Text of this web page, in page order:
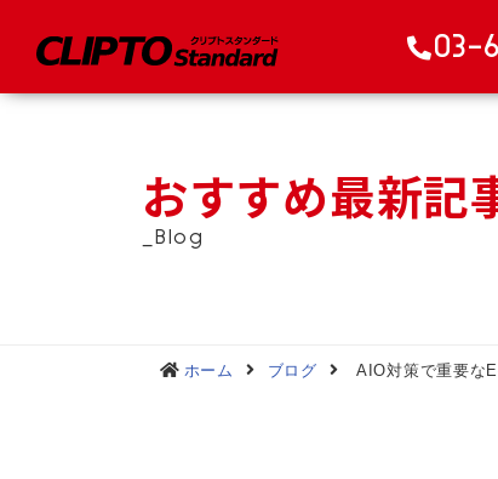
03-
おすすめ最新記
_Blog
ホーム ブログ AIO対策で重要な